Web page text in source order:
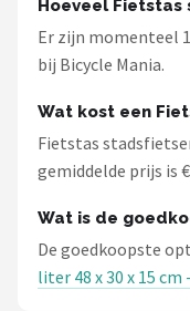
AXA
BBB Cycling
Voltano
Hoeveel Fietstas
Er zijn momenteel
bij Bicycle Mania.
Wat kost een
Fietstas
gemiddelde prijs is
Wat is de
De goedkoopste
liter 48 x 30 x 15